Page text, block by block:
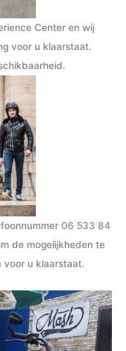
Center en wij
voor u klaarstaat.
06 533 84
de mogelijkheden te
voor u klaarstaat.